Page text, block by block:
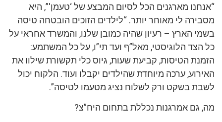
“אנחנו מארגנים הכל לסיום המבצע של ‘טעמן'”, היא
מסבירה לי מאוחר יותר. “לילדים הזוכים הובטחה טיסה
בשמי הארץ – רעיון שהיה כמובן שלנו, והמשרד אחראי על
כל הצד הלוגיסטי, מאל”ף ועד תי”ו, על כל המשתמע:
הזמנת הטיסות, קביעת שעות, גיוס כלי תקשורת שילוו את
האירוע, ערכה מיוחדת שהילדים יקבלו ועוד. הלקוח יכול
לשבת בשקט ורק לשלוח נציג מטעמו לטיסה”.
מה, גם אמרגנות נכללת בתחום היח”צ?